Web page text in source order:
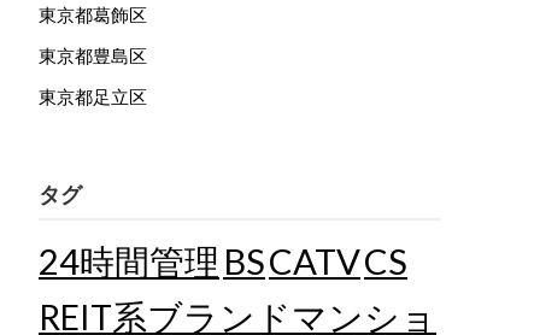
東京都葛飾区
東京都豊島区
東京都足立区
タグ
24時間管理 BSCATVCS
REIT系ブランドマンショ